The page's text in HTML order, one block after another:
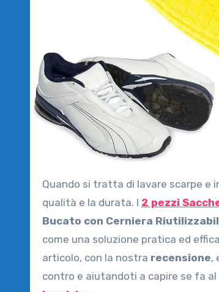
Quando si tratta di lavare scarpe e indumenti delicati in lavatrice, la cura è fondamentale per preservarne la
qualità e la durata. I 2 pezzi
Bucato con Cerniera
come una soluzione pratica ed
articolo, con la nostra recensione,
contro e aiutandoti a capire se fa